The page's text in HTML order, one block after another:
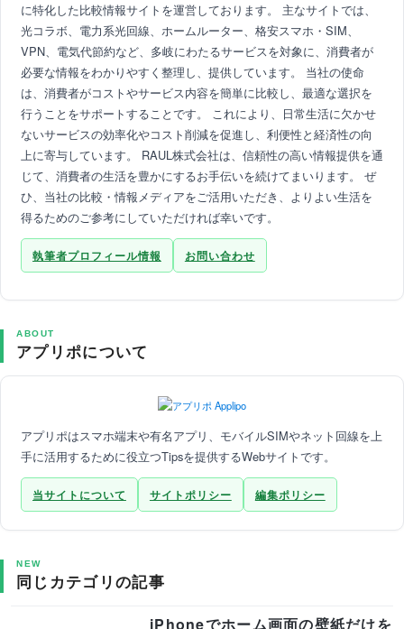
に特化した比較情報サイトを運営しております。 主なサイトでは、
光コラボ、電力系光回線、ホームルーター、格安スマホ・SIM、
VPN、電気代節約など、多岐にわたるサービスを対象に、消費者が
必要な情報をわかりやすく整理し、提供しています。 当社の使命
は、消費者がコストやサービス内容を簡単に比較し、最適な選択を
行うことをサポートすることです。 これにより、日常生活に欠かせ
ないサービスの効率化やコスト削減を促進し、利便性と経済性の向
上に寄与しています。 RAUL株式会社は、信頼性の高い情報提供を通
じて、消費者の生活を豊かにするお手伝いを続けてまいります。 ぜ
ひ、当社の比較・情報メディアをご活用いただき、よりよい生活を
得るためのご参考にしていただければ幸いです。
執筆者プロフィール情報 お問い合わせ
ABOUT
アプリポについて
アプリポはスマホ端末や有名アプリ、モバイルSIMやネット回線を上
手に活用するために役立つTipsを提供するWebサイトです。
当サイトについて サイトポリシー 編集ポリシー
NEW
同じカテゴリの記事
iPhoneでホーム画面の壁紙だけを